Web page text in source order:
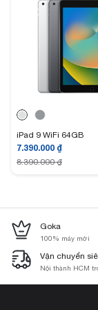
có trên iPadOS 16.
Hiệu năng
Bộ vi xử lý con chip
giúp mang lại hiệu
trước đó. Theo
dụng máy tính bảng
cao 3D.
mắt và nhiều tùy
mật.
Bên cạnh đó,iPad Pro
hình như: Dải màu
iPad 9 WiFi 64GB
7.390.000 ₫
8.390.000₫
Goka
100% máy mới
Vận chuyển
Nội thành HCM